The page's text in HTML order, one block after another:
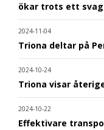
ökar trots ett
2024-11-04
Triona deltar på
2024-10-24
Triona visar
2024-10-22
Effektivare